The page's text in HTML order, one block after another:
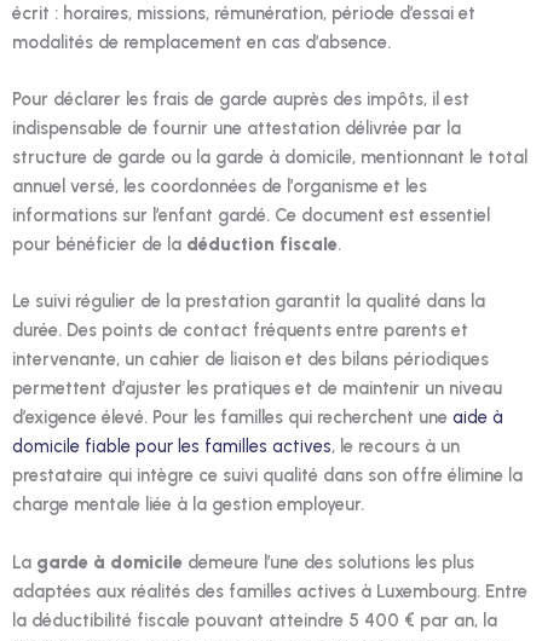
écrit : horaires, missions, rémunération, période d’essai et
modalités de remplacement en cas d’absence.
Pour déclarer les frais de garde auprès des impôts, il est
indispensable de fournir une attestation délivrée par la
structure de garde ou la garde à domicile, mentionnant le total
annuel versé, les coordonnées de l’organisme et les
informations sur l’enfant gardé. Ce document est essentiel
pour bénéficier de la déduction fiscale.
Le suivi régulier de la prestation garantit la qualité dans la
durée. Des points de contact fréquents entre parents et
intervenante, un cahier de liaison et des bilans périodiques
permettent d’ajuster les pratiques et de maintenir un niveau
d’exigence élevé. Pour les familles qui recherchent une aide à
domicile fiable pour les familles actives, le recours à un
prestataire qui intègre ce suivi qualité dans son offre élimine la
charge mentale liée à la gestion employeur.
La garde à domicile demeure l’une des solutions les plus
adaptées aux réalités des familles actives à Luxembourg. Entre
la déductibilité fiscale pouvant atteindre 5 400 € par an, la